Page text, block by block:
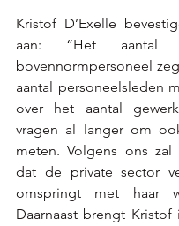
Kristof D’Exelle
aan: “Het aantal
bovennormpersoneel
aantal personeelsleden
over het aantal
vragen al langer om
meten. Volgens ons zal
dat de private sector
omspringt met haar
Daarnaast brengt Kristof